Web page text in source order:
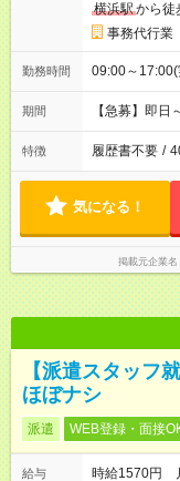
横浜駅から徒
事務代行業
勤務時間 09:00～
期間 【急募】即
特徴 履歴書不要 /
気になる！
掲載元企業名
【派遣スタッフ
ほぼナシ
派遣 WEB登録・面接
給与 時給1570円